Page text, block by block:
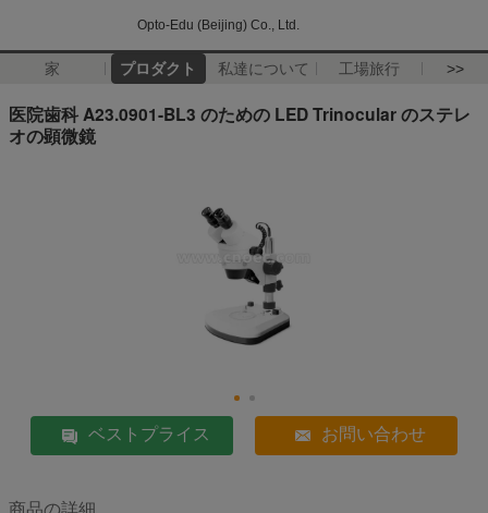
Opto-Edu (Beijing) Co., Ltd.
家 プロダクト 私達について 工場旅行 >>
医院歯科 A23.0901-BL3 のための LED Trinocular のステレ
オの顕微鏡
ベストプライス お問い合わせ
商品の詳細